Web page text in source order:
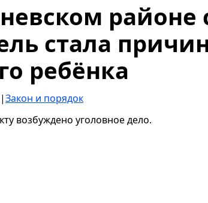
районе
стала
ребёнка
|Закон и порядок
возбуждено уголовное дело.